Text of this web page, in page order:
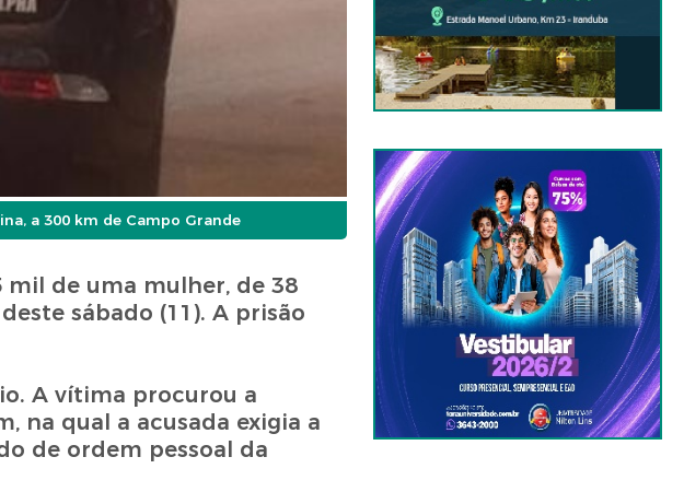
a 300 km de Campo Grande
de uma mulher, de 38
sábado (11). A prisão
A vítima procurou a
na qual a acusada exigia a
de ordem pessoal da